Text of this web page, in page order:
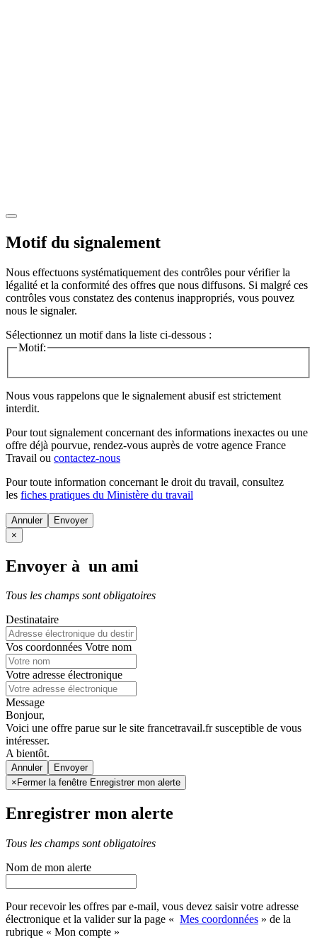
Motif du signalement
Nous effectuons systématiquement des contrôles pour vérifier la
légalité et la conformité des offres que nous diffusons. Si malgré ces
contrôles vous constatez des contenus inappropriés, vous pouvez
nous le signaler.
Sélectionnez un motif dans la liste ci-dessous :
Motif:
Nous vous rappelons que le signalement abusif est strictement
interdit.
Pour tout signalement concernant des informations inexactes ou une
offre déjà pourvue, rendez-vous auprès de votre agence France
Travail ou contactez-nous
Pour toute information concernant le droit du travail, consultez
les fiches pratiques du Ministère du travail
Annuler
×
Envoyer à un ami
Tous les champs sont obligatoires
Destinataire
Vos coordonnées Votre nom
Votre adresse électronique
Message
Bonjour,
Voici une offre parue sur le site francetravail.fr susceptible de vous
intéresser.
A bientôt.
Annuler
× Fermer la fenêtre Enregistrer mon alerte
Enregistrer mon alerte
Tous les champs sont obligatoires
Nom de mon alerte
Pour recevoir les offres par e-mail, vous devez saisir votre adresse
électronique et la valider sur la page « Mes coordonnées » de la
rubrique « Mon compte »